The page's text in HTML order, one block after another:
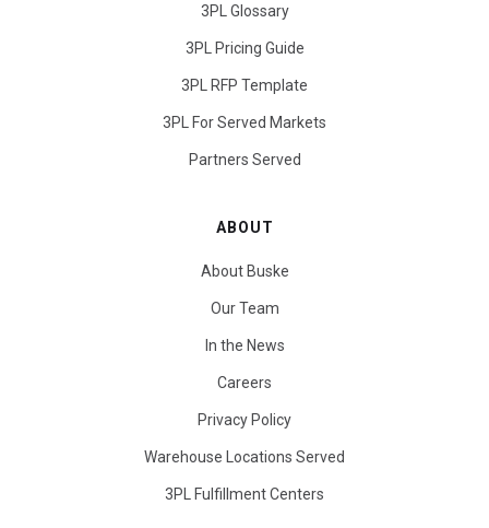
3PL Glossary
3PL Pricing Guide
3PL RFP Template
3PL For Served Markets
Partners Served
ABOUT
About Buske
Our Team
In the News
Careers
Privacy Policy
Warehouse Locations Served
3PL Fulfillment Centers